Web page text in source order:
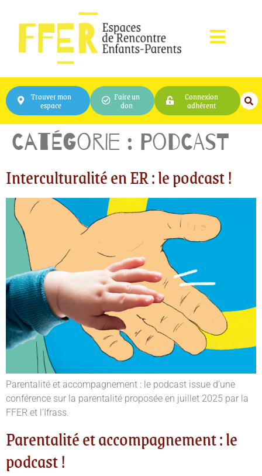
Trouver mon
espace
Faire un
don
Connexion
adhérent
Catégorie : Podcast
Interculturalité en ER : le podcast !
Parentalité et accompagnement : le podcast issue d’une
conférence sur la parentalité proposée en juillet 2025 par la
FFER et l’Ifrass.
Parentalité et accompagnement : le
podcast !